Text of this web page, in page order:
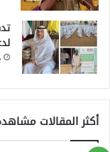
أكثر المقالات